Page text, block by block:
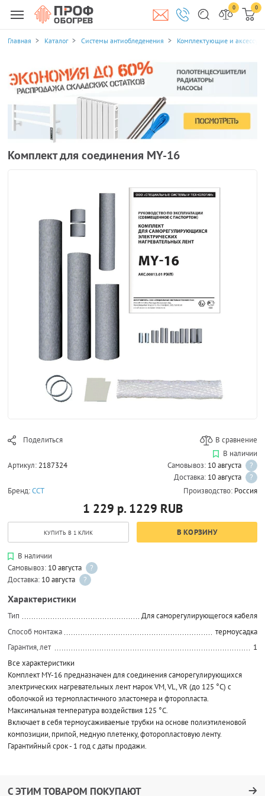
0 0
Главная Каталог Системы антиобледенения Комплектующие и
Комплект для соединения MY-16
Поделиться В сравнение
Артикул: 2187324
В наличии
Самовывоз: 10 августа
?
Доставка: 10 августа
?
Бренд:ССТ Производство: Россия
1 229 р. 1229 RUB
КУПИТЬ В 1 КЛИК В КОРЗИНУ
В наличии
Самовывоз: 10 августа
?
Доставка: 10 августа ?
Характеристики
Тип
Для саморегулирующегося кабеля
Способ монтажа
термоусадка
Гарантия, лет
1
Все характеристики
Комплект MY-16 предназначен для соединения саморегулирующихся
электрических нагревательных лент марок VМ, VL, VR (до 125 °С) с
оболочкой из термопластичного эластомера и фторопласта.
Максимальная температура воздействия 125 °С.
Включает в себя термоусаживаемые трубки на основе полиэтиленовой
композиции, припой, медную плетенку, фоторопластовую ленту.
Гарантийный срок - 1 год с даты продажи.
С ЭТИМ ТОВАРОМ ПОКУПАЮТ